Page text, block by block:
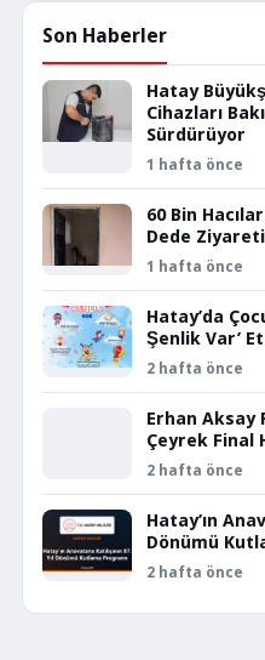
Son Haberler
Hatay
Cihazları
Sürdürüyor
1 hafta önce
60 Bin
Dede
1 hafta önce
Hatay’da
Şenlik Var’
2 hafta önce
Erhan Aksay
Çeyrek Final
2 hafta önce
Hatay’ın
Dönümü
2 hafta önce